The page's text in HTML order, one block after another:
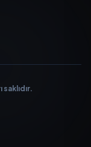
saklıdır.